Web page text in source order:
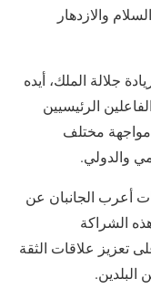
والازدهار
جلالة الملك، أيده
الرئيسيين
مواجهة مختلف
والدولي.
أعرب الجانبان عن
الشراكة
تعزيز علاقات الثقة
البلدين.